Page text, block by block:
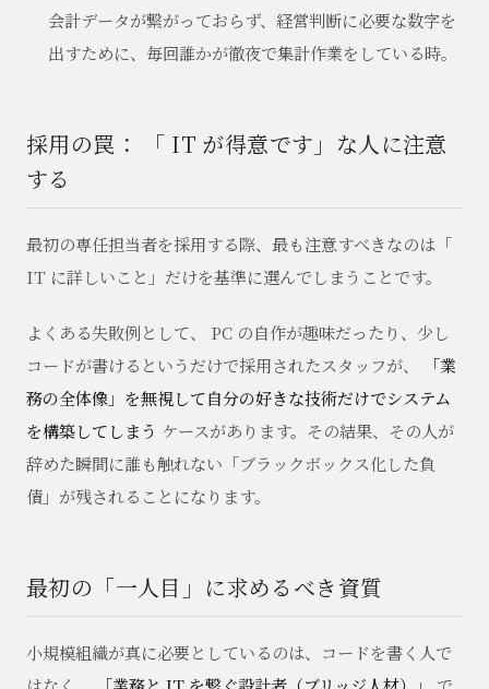
会計データが繋がっておらず、経営判断に必要な数字を
出すために、毎回誰かが徹夜で集計作業をしている時。
採用の罠： 「 IT が得意です」な人に注意
する
最初の専任担当者を採用する際、最も注意すべきなのは「
IT に詳しいこと」だけを基準に選んでしまうことです。
よくある失敗例として、 PC の自作が趣味だったり、少し
コードが書けるというだけで採用されたスタッフが、
「業
務の全体像」を無視して自分の好きな技術だけでシステム
を構築してしまう ケースがあります。その結果、その人が
辞めた瞬間に誰も触れない「ブラックボックス化した負
債」が残されることになります。
最初の「一人目」に求めるべき資質
小規模組織が真に必要としているのは、コードを書く人で